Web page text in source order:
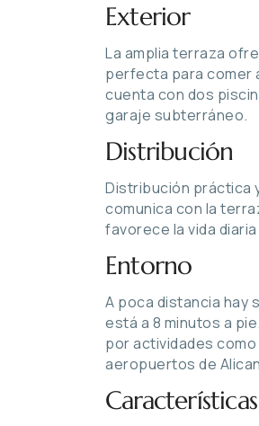
Exterior
La amplia terraza
perfecta para comer
cuenta con dos
garaje subterráneo.
Distribución
Distribución práctica
comunica con la
favorece la vida
Entorno
A poca distancia hay
está a 8 minutos a
por actividades
aeropuertos de